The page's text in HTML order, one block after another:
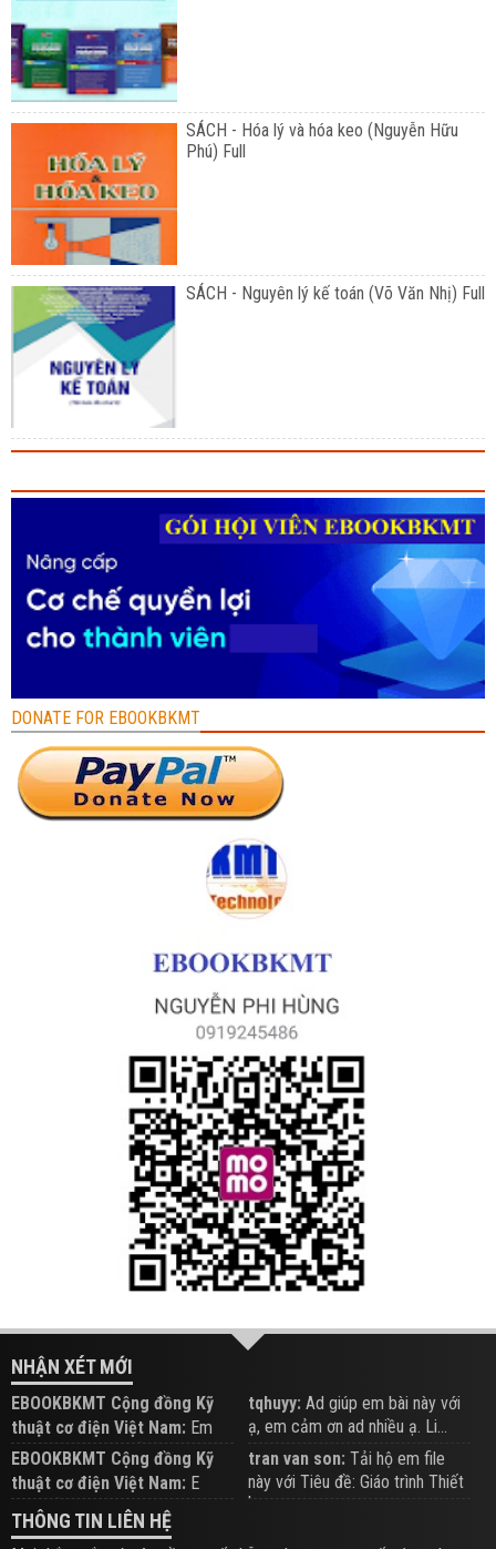
SÁCH - Hóa lý và hóa keo (Nguyễn Hữu
Phú) Full
SÁCH - Nguyên lý kế toán (Võ Văn Nhị) Full
DONATE FOR EBOOKBKMT
NHẬN XÉT MỚI
EBOOKBKMT Cộng đồng Kỹ
thuật cơ điện Việt Nam: Em
đăng trên Group hỗ trợ nhé
tqhuyy: Ad giúp em bài này với
ạ, em cảm ơn ad nhiều ạ. Li...
EBOOKBKMT Cộng đồng Kỹ
thuật cơ điện Việt Nam: E
xem hỗ trợ trên Group
tran van son: Tải hộ em file
này với Tiêu đề: Giáo trình Thiết
b...
THÔNG TIN LIÊN HỆ